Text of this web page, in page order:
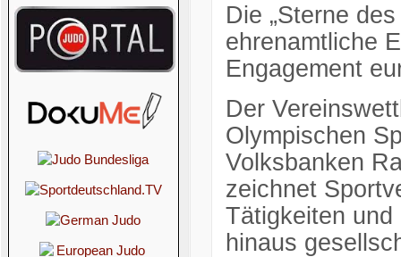
Die „Sterne
ehrenamtliche
Engagement
Der
Olympischen
Volksbanken
zeichnet
Tätigkeiten
hinaus